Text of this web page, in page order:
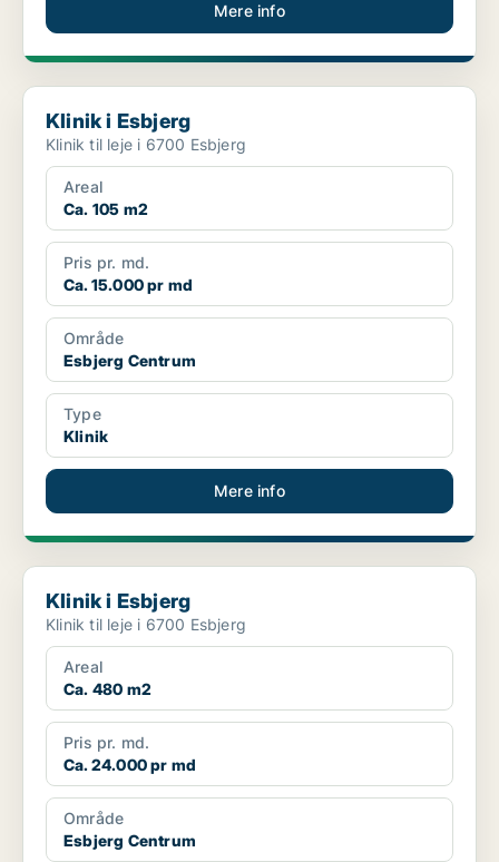
Mere info
Klinik i Esbjerg
Klinik i Esbjerg
Klinik til leje i 6700 Esbjerg
Areal
Ca. 105 m2
Pris pr. md.
Ca. 15.000 pr md
Område
Esbjerg Centrum
Type
Klinik
Mere info
Klinik i Esbjerg
Klinik i Esbjerg
Klinik til leje i 6700 Esbjerg
Areal
Ca. 480 m2
Pris pr. md.
Ca. 24.000 pr md
Område
Esbjerg Centrum